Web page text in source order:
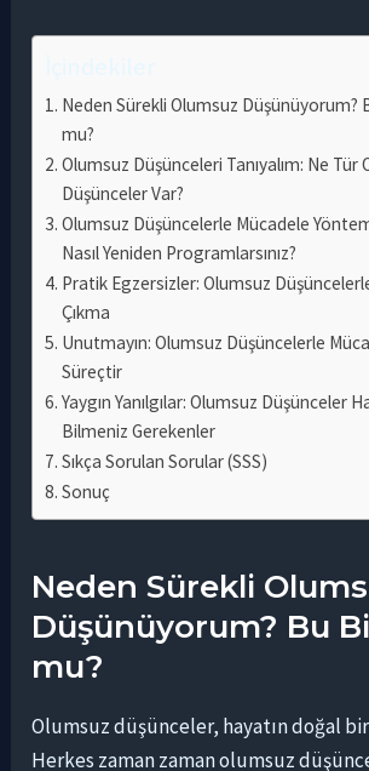
Neden Sürekli Olumsuz Düşünüyorum?
mu?
Olumsuz Düşünceleri Tanıyalım: Ne Tür
Düşünceler Var?
Olumsuz Düşüncelerle Mücadele
Nasıl Yeniden Programlarsınız?
Pratik Egzersizler: Olumsuz
Çıkma
Unutmayın: Olumsuz Düşüncelerle
Süreçtir
Yaygın Yanılgılar: Olumsuz Düşünceler
Bilmeniz Gerekenler
Sıkça Sorulan Sorular (SSS)
Sonuç
Neden Sürekli
Düşünüyorum? Bu
mu?
Olumsuz düşünceler, hayatın doğal bir
Herkes zaman zaman olumsuz